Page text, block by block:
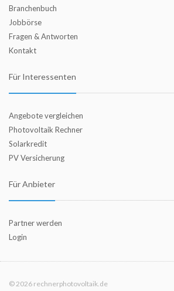
Branchenbuch
Jobbörse
Fragen & Antworten
Kontakt
Für Interessenten
Angebote vergleichen
Photovoltaik Rechner
Solarkredit
PV Versicherung
Für Anbieter
Partner werden
Login
© 2026 rechnerphotovoltaik.de